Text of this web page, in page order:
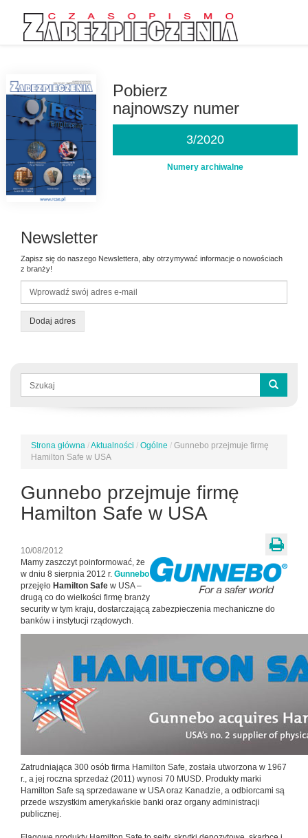
Pobierz
najnowszy numer
3/2020
Numery archiwalne
Newsletter
Zapisz się do naszego Newslettera, aby otrzymywać informacje o nowościach
z branży!
Dodaj adres
Formularz
wyszukiwania
Jesteś
tutaj
Strona główna /Aktualności / Ogólne / Gunnebo przejmuje firmę
Hamilton Safe w USA
Gunnebo przejmuje firmę
Hamilton Safe w USA
10/08/2012
Mamy zaszczyt poinformować, że
w dniu 8 sierpnia 2012 r. Gunnebo
przejęło Hamilton Safe w USA –
drugą co do wielkości firmę branży
security w tym kraju, dostarczającą zabezpieczenia mechaniczne do
banków i instytucji rządowych.
Zatrudniająca 300 osób firma Hamilton Safe, została utworzona w 1967
r., a jej roczna sprzedaż (2011) wynosi 70 MUSD. Produkty marki
Hamilton Safe są sprzedawane w USA oraz Kanadzie, a odbiorcami są
przede wszystkim amerykańskie banki oraz organy administracji
publicznej.